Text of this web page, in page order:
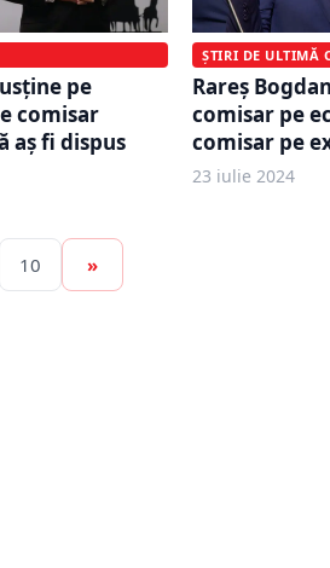
pe
comisar
aș fi dispus
ȘTIRI DE ULTIMĂ
Rareş
comisar pe
comisar pe
23 iulie 2024
10 »